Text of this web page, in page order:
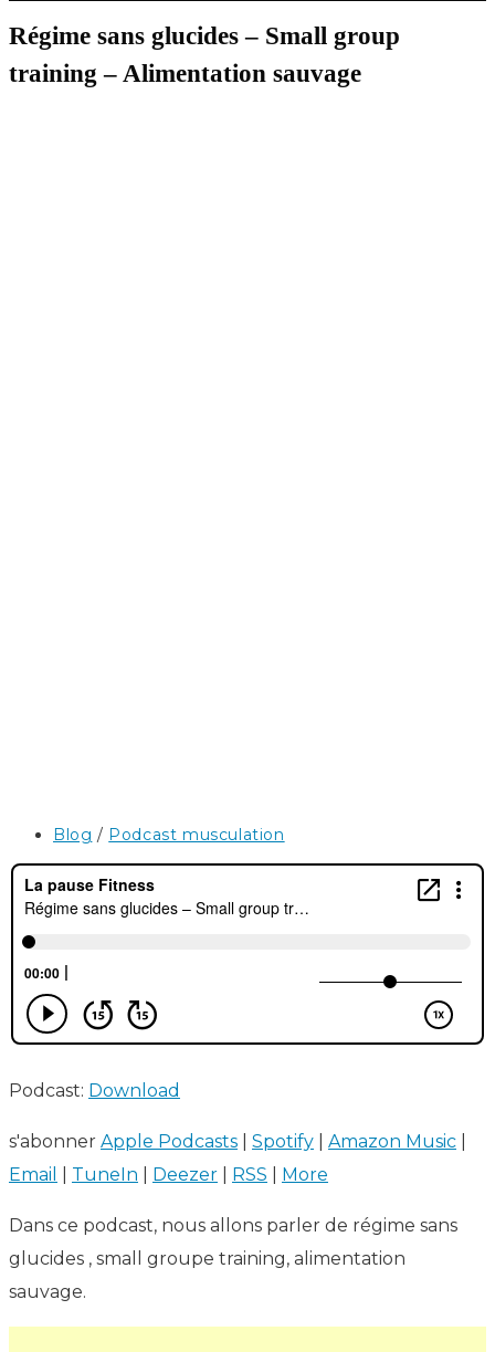
Régime sans glucides – Small group
training – Alimentation sauvage
Post
Blog / Podcast musculation
Podcast: Download
s'abonner Apple Podcasts Spotify Amazon Music
Email
TuneIn Deezer RSS More
Dans ce podcast, nous allons parler de régime sans
glucides , small groupe training, alimentation
sauvage.